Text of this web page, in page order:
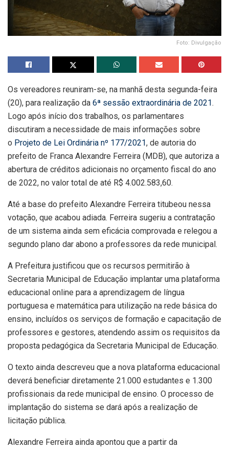
Foto: Divulgação
Os vereadores reuniram-se, na manhã desta segunda-feira
(20), para realização da 6ª sessão extraordinária de 2021.
Logo após início dos trabalhos, os parlamentares
discutiram a necessidade de mais informações sobre
o Projeto de Lei Ordinária nº 177/2021, de autoria do
prefeito de Franca Alexandre Ferreira (MDB), que autoriza a
abertura de créditos adicionais no orçamento fiscal do ano
de 2022, no valor total de até R$ 4.002.583,60.
Até a base do prefeito Alexandre Ferreira titubeou nessa
votação, que acabou adiada. Ferreira sugeriu a contratação
de um sistema ainda sem eficácia comprovada e relegou a
segundo plano dar abono a professores da rede municipal.
A Prefeitura justificou que os recursos permitirão à
Secretaria Municipal de Educação implantar uma plataforma
educacional online para a aprendizagem de língua
portuguesa e matemática para utilização na rede básica do
ensino, incluídos os serviços de formação e capacitação de
professores e gestores, atendendo assim os requisitos da
proposta pedagógica da Secretaria Municipal de Educação.
O texto ainda descreveu que a nova plataforma educacional
deverá beneficiar diretamente 21.000 estudantes e 1.300
profissionais da rede municipal de ensino. O processo de
implantação do sistema se dará após a realização de
licitação pública.
Alexandre Ferreira ainda apontou que a partir da